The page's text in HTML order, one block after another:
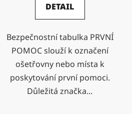
DETAIL
Bezpečnostní tabulka PRVNÍ
POMOC slouží k označení
ošetřovny nebo místa k
poskytování první pomoci.
Důležitá značka...